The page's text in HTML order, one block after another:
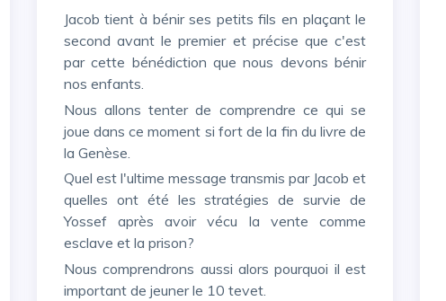
Jacob tient à bénir ses petits fils en plaçant le
second avant le premier et précise que c'est
par cette bénédiction que nous devons bénir
nos enfants.
Nous allons tenter de comprendre ce qui se
joue dans ce moment si fort de la fin du livre de
la Genèse.
Quel est l'ultime message transmis par Jacob et
quelles ont été les stratégies de survie de
Yossef après avoir vécu la vente comme
esclave et la prison?
Nous comprendrons aussi alors pourquoi il est
important de jeuner le 10 tevet.